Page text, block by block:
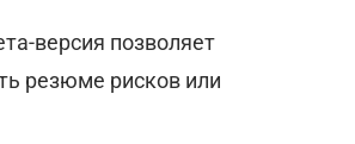
версия позволяет
резюме рисков или